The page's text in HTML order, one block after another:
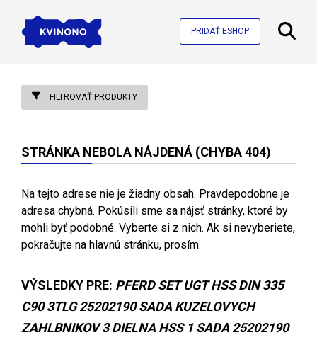
PRIDAŤ ESHOP
FILTROVAŤ PRODUKTY
STRÁNKA NEBOLA NÁJDENÁ (CHYBA 404)
Na tejto adrese nie je žiadny obsah. Pravdepodobne je
adresa chybná. Pokúsili sme sa nájsť stránky, ktoré by
mohli byť podobné. Vyberte si z nich. Ak si nevyberiete,
pokračujte na hlavnú stránku, prosím.
VÝSLEDKY PRE: PFERD SET UGT HSS DIN 335
C90 3TLG 25202190 SADA KUZELOVYCH
ZAHLBNIKOV 3 DIELNA HSS 1 SADA 25202190